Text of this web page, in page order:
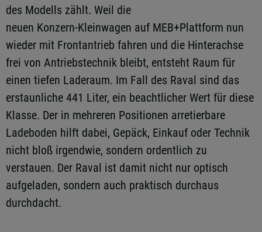
des Modells zählt. Weil die
neuen Konzern-Kleinwagen auf MEB+Plattform nun
wieder mit Frontantrieb fahren und die Hinterachse
frei von Antriebstechnik bleibt, entsteht Raum für
einen tiefen Laderaum. Im Fall des Raval sind das
erstaunliche 441 Liter, ein beachtlicher Wert für diese
Klasse. Der in mehreren Positionen arretierbare
Ladeboden hilft dabei, Gepäck, Einkauf oder Technik
nicht bloß irgendwie, sondern ordentlich zu
verstauen. Der Raval ist damit nicht nur optisch
aufgeladen, sondern auch praktisch durchaus
durchdacht.